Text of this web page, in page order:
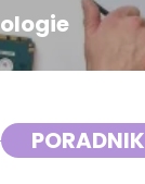
PORADNIK